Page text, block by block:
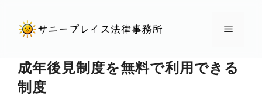
メ
ニ
成年後見制度を無料で利用できる
制度